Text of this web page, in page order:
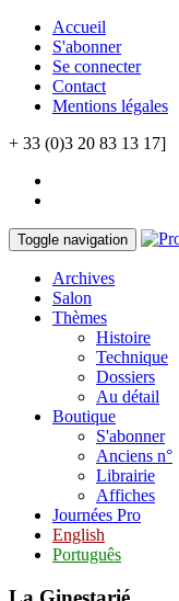
Accueil
S'abonner
Se connecter
Contact
Mentions légales
+ 33 (0)3 20 83 13 17]
Toggle navigation
Archives
Salon
Thèmes
Histoire
Technique
Dossiers
Au détail
Boutique
S'abonner
Anciens n°
Librairie
Affiches
Journées Pro
English
Português